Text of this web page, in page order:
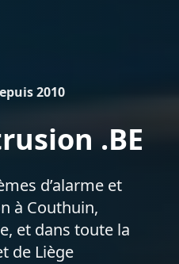
2010
.BE
d’alarme et
à Couthuin,
et dans toute la
de Liège